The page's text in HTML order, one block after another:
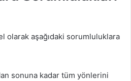
olarak aşağıdaki sorumluluklara
sonuna kadar tüm yönlerini